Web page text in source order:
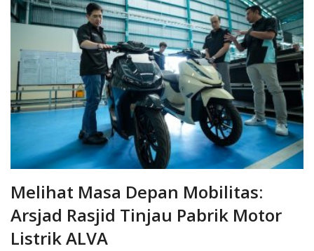
Melihat Masa Depan Mobilitas:
Arsjad Rasjid Tinjau Pabrik Motor
Listrik ALVA